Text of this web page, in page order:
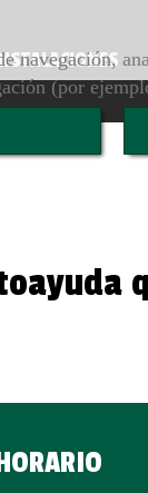
navegación,
(por